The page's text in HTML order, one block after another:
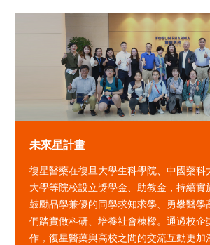
未來星計畫
復星醫藥在復旦大學生科學院、中國藥科
大學等院校設立獎學金、助教金，持續實
鼓勵品學兼優的同學求知求學、勇攀醫學
們踏實做科研、培養社會棟樑。通過校企
作，復星醫藥與高校之間的交流互動更加